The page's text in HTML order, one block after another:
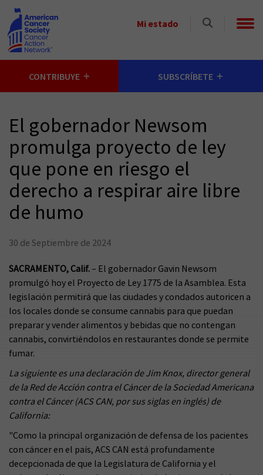
Skip to main content
Mi estado
Select
CONTRIBUYE SUBSCRÍBETE
El gobernador Newsom
promulga proyecto de ley
que pone en riesgo el
derecho a respirar aire libre
de humo
30 de Septiembre de 2024
SACRAMENTO, Calif.– El gobernador Gavin Newsom
promulgó hoy el Proyecto de Ley 1775 de la Asamblea. Esta
legislación permitirá que las ciudades y condados autoricen a
los locales donde se consume cannabis para que puedan
preparar y vender alimentos y bebidas que no contengan
cannabis, convirtiéndolos en restaurantes donde se permite
fumar.
La siguiente es una declaración de Jim Knox, director general
de la Red de Acción contra el Cáncer de la Sociedad Americana
contra el Cáncer (ACS CAN, por sus siglas en inglés) de
California:
"Como la principal organización de defensa de los pacientes
con cáncer en el país, ACS CAN está profundamente
decepcionada de que la Legislatura de California y el